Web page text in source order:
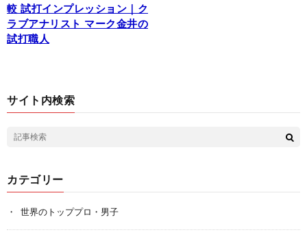
較 試打インプレッション｜ク
ラブアナリスト マーク金井の
試打職人
サイト内検索
カテゴリー
世界のトッププロ・男子